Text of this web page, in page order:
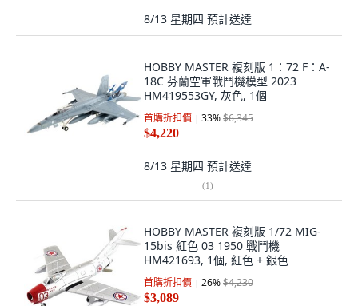
8/13 星期四 預計送達
HOBBY MASTER 複刻版 1：72 F：A-
18C 芬蘭空軍戰鬥機模型 2023
HM419553GY, 灰色, 1個
首購折扣價 33%$6,345
$4,220
8/13 星期四 預計送達
(1)
HOBBY MASTER 複刻版 1/72 MIG-
15bis 紅色 03 1950 戰鬥機
HM421693, 1個, 紅色 + 銀色
首購折扣價 26%$4,230
$3,089